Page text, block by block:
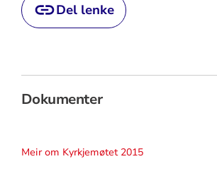
Del lenke
Dokumenter
Meir om Kyrkjemøtet 2015